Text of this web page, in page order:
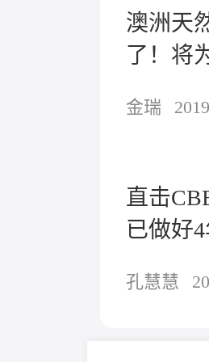
澳洲天
了！将
金瑞
直击
已做好
孔慧慧